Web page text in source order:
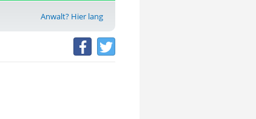
Anwalt? Hier lang